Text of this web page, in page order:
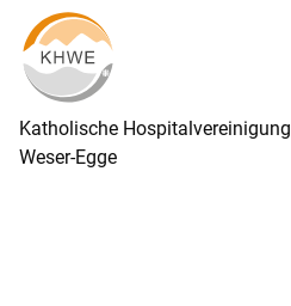
Katholische Hospitalvereinigung
Weser-Egge